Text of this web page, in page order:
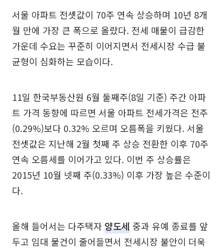
서울 아파트 전셋값이 70주 연속 상승하며 10년 8개
월 만에 가장 큰 폭으로 올랐다. 전세 매물이 급감한
가운데 수요는 꾸준히 이어지면서 전세시장 수급 불
균형이 심화하는 모습이다.
11일 한국부동산원 6월 둘째주(8일 기준) 주간 아파
트 가격 동향에 따르면 서울 아파트 전세가격은 전주
(0.29%)보다 0.32% 오르며 오름폭을 키웠다. 서울
전셋값은 지난해 2월 첫째 주 상승 전환한 이후 70주
연속 오름세를 이어가고 있다. 이번 주 상승률은
2015년 10월 넷째 주(0.33%) 이후 가장 높은 수준이
다.
올해 들어서는 다주택자양도세 중과 유예 종료를 앞
두고 임대 물건이 줄어들면서 전세시장 불안이 더욱